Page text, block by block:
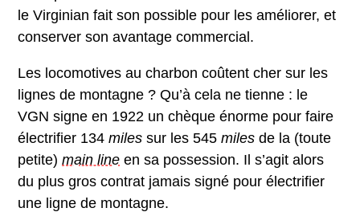
le Virginian fait son possible pour les améliorer, et
conserver son avantage commercial.
Les locomotives au charbon coûtent cher sur les
lignes de montagne ? Qu’à cela ne tienne : le
VGN signe en 1922 un chèque énorme pour faire
électrifier 134 miles sur les 545 miles de la (toute
petite) main line en sa possession. Il s’agit alors
du plus gros contrat jamais signé pour électrifier
une ligne de montagne.